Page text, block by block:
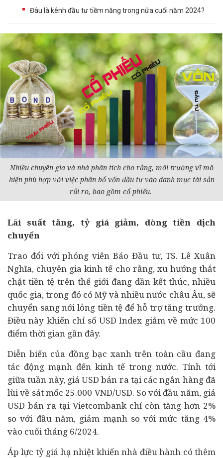
Đâu là kênh đầu tư tiềm năng trong nửa cuối năm 2024?
Nhiều chuyên gia và nhà phân tích cho rằng, môi trường vĩ mô
hiện phù hợp với việc phân bổ vốn đầu tưvào danh mục tài sản
rủi ro, bao gồm cổ phiếu.
Lãi suất tăng, tỷ giá giảm, dòng tiền dịch
chuyển
Trao đổi với phóng viên Báo Đầu tư, TS. Lê Xuân
Nghĩa, chuyên giakinh tế cho rằng, xu hướng thắt
chặt tiền tệ trên thế giới đang dần kết thúc, nhiều
quốc gia, trong đó có Mỹ và nhiều nước châu Âu, sẽ
chuyển sang nới lỏng tiền tệ để hỗ trợ tăng trưởng.
Điều này khiến chỉ số USD Index giảm về mức 100
điểm thời gian gần đây.
Diễn biến của đồng bạc xanh trên toàn cầu đang
tác động mạnh đến kinh tế trong nước. Tính tới
giữa tuần này, giá USD bán ra tại cácngân hàngđã
lùi về sát mốc 25.000 VND/USD. So với đầu năm, giá
USD bán ra tại Vietcombank chỉ còn tăng hơn 2%
so với đầu năm, giảm mạnh so với mức tăng 4%
vào cuối tháng 6/2024.
Áp lực tỷ giá hạ nhiệt khiến nhà điều hành có thêm